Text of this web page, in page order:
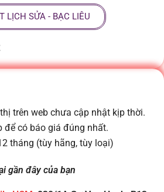
LỊCH SỬA - BẠC LIÊU
trên web chưa cập nhật kịp thời.
để có báo giá đúng nhất.
tháng (tùy hãng, tùy loại)
gần đây của bạn